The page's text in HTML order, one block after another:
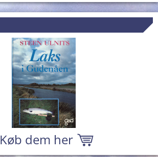
Køb dem her